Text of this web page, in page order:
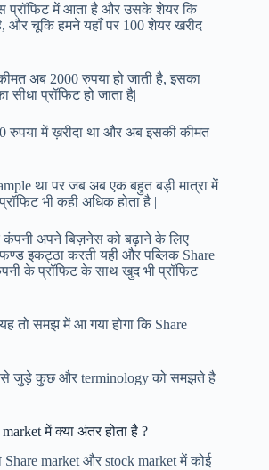
प्रॉफिट में आता है और उसके शेयर कि
और चूकि हमने यहाँ पर 100 शेयर खरीद
अब 2000 रुपया हो जाती है, इसका
प्रॉफिट हो जाता है|
रुपया में ख़रीदा था और अब इसकी कीमत
था पर जब अब एक बहुत बड़ी मात्रा में
भी कही अधिक होता है |
अपने बिज़नेस को बढ़ाने के लिए
इकट्ठा करती यही और पब्लिक Share
के प्रॉफिट के साथ खुद भी प्रॉफिट
तो समझ में आ गया होगा कि Share
से जुड़े कुछ और terminology को समझते है
में क्या अंतर होता है ?
Share market और stock market में कोई